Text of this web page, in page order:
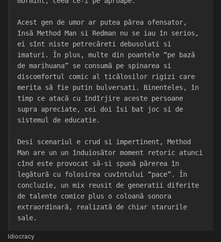
Acest gen de umor ar putea pãrea ofensator,
însã Method Man si Redman nu se iau în serios,
ei sînt niste petrecãreti debusolati si
imaturi. În plus, multe din poantele “pe bazã
de marihuana” se consumã pe spinarea si
discomfortul comic al ticãlosilor rigizi care
merita sã fie putin bulversati. Binenteles, în
timp ce atacã cu îndîrjire aceste persoane
supra apreciate, cei doi îsi bat joc si de
sistemul de educatie.
Desi scenariul e crud si impertinent, Method
Man are un un înduiosãtor moment retoric atunci
cînd este provocat sã-si spunã pãrerea în
legãturã cu folosirea cuvîntului “pace”. În
concluzie, un mix reusit de generatii diferite
de talente comice plus o coloanã sonora
extraordinarã, realizatã de chiar starurile
sale.
Idiocracy